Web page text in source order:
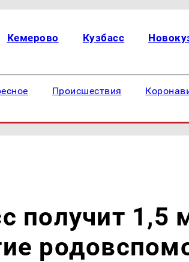
Кемерово Кузбасс
Происшествия
получит 1,5